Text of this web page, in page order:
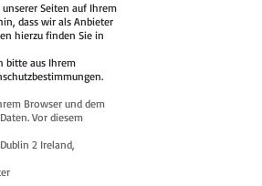
Seiten auf Ihrem
dass wir als Anbieter
hierzu finden Sie in
bitte aus Ihrem
Browser und dem
Vor diesem
2 Ireland,